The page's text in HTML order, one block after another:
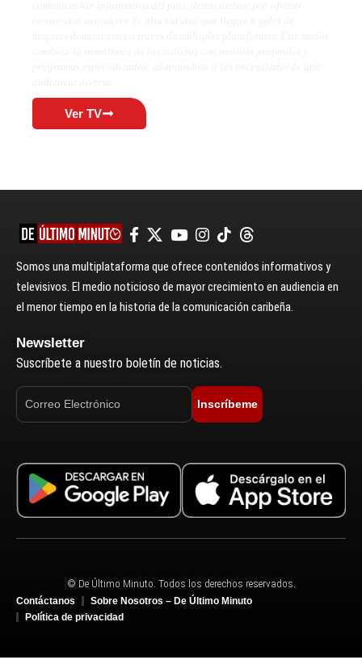
Ver TV
Somos una multiplataforma que ofrece contenidos informativos y
televisivos. El medio noticioso de mayor crecimiento en audiencia en
el menor tiempo en la historia de la comunicación caribeña.
Newsletter
Suscríbete a nuestro boletín de noticias.
Inscríbeme
© De Último Minuto. Todos los derechos reservados.
Contáctanos
Sobre Nosotros – De Último Minuto
Política de privacidad